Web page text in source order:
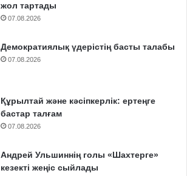
жол тартады
07.08.2026
Демократиялық үдерістің басты талабы
07.08.2026
Құрылтай және кәсіпкерлік: ертеңге
бастар талғам
07.08.2026
Андрей Ульшиннің голы «Шахтерге»
кезекті жеңіс сыйлады